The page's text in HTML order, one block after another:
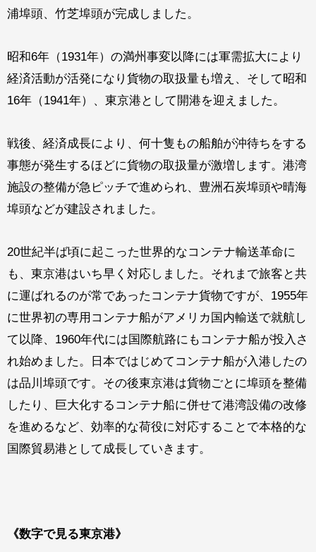
浦埠頭、竹芝埠頭が完成しました。
昭和6年（1931年）の満州事変以降には軍需拡大により
経済活動が活発になり貨物の取扱量も増え、そして昭和
16年（1941年）、東京港として開港を迎えました。
戦後、経済成長により、何十隻もの船舶が沖待ちをする
事態が発生するほどに貨物の取扱量が激増します。港湾
施設の整備が急ピッチで進められ、豊洲石炭埠頭や晴海
埠頭などが建設されました。
20世紀半ば頃に起こった世界的なコンテナ輸送革命に
も、東京港はいち早く対応しました。それまで旅客と共
に運ばれるのが常であったコンテナ貨物ですが、1955年
に世界初の専用コンテナ船がアメリカ国内輸送で就航し
て以降、1960年代には国際航路にもコンテナ船が投入さ
れ始めました。日本ではじめてコンテナ船が入港したの
は品川埠頭です。その後東京港は貨物ごとに埠頭を整備
したり、巨大化するコンテナ船に併せて港湾設備の改修
を進めるなど、効率的な荷役に対応することで本格的な
国際貿易港として成長していきます。
《数字で見る東京港》